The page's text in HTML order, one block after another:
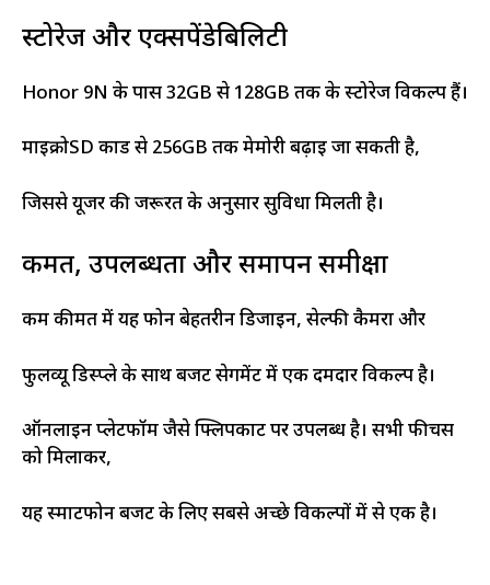
स्टोरेज और एक्सपेंडेबिलिटी
Honor 9N के पास 32GB से 128GB तक के स्टोरेज विकल्प हैं।
माइक्रोSD कार्ड से 256GB तक मेमोरी बढ़ाई जा सकती है,
जिससे यूजर की जरूरत के अनुसार सुविधा मिलती है।
कीमत, उपलब्धता और समापन समीक्षा
कम कीमत में यह फोन बेहतरीन डिजाइन, सेल्फी कैमरा और
फुलव्यू डिस्प्ले के साथ बजट सेगमेंट में एक दमदार विकल्प है।
ऑनलाइन प्लेटफॉर्म जैसे फ्लिपकार्ट पर उपलब्ध है। सभी फीचर्स
को मिलाकर,
यह स्मार्टफोन बजट के लिए सबसे अच्छे विकल्पों में से एक है।